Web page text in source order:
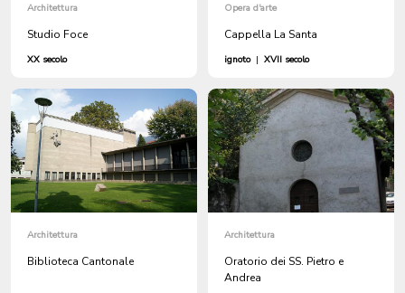
Architettura
Studio Foce
XX secolo
Opera d'arte
Cappella La Santa
ignoto | XVII secolo
Architettura
Biblioteca Cantonale
Architettura
Oratorio dei SS. Pietro e
Andrea